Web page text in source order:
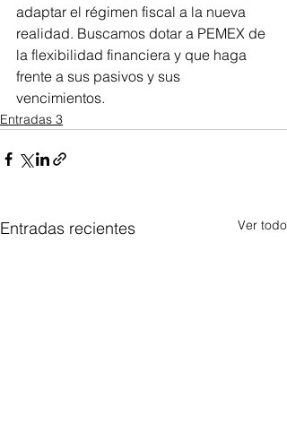
adaptar el régimen fiscal a la nueva
realidad. Buscamos dotar a PEMEX de
la flexibilidad financiera y que haga
frente a sus pasivos y sus
vencimientos.
Entradas 3
Entradas recientes Ver todo